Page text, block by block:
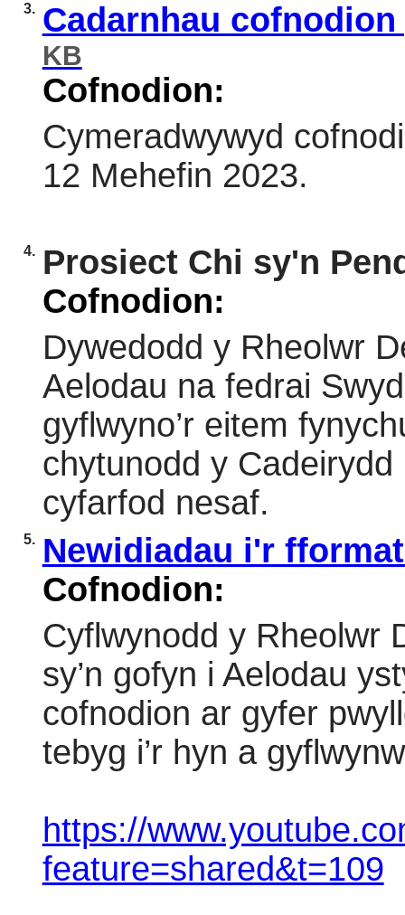
3. Cadarnhau
KB
Cofnodion:
Cymeradwywyd
12 Mehefin 2023.
4.
Prosiect Chi sy'n
Cofnodion:
Dywedodd y Rheolwr
Aelodau na fedrai
gyflwyno’r eitem
chytunodd y Cadeirydd
cyfarfod nesaf.
5.
Newidiadau i'r
Cofnodion:
Cyflwynodd y Rheolwr
sy’n gofyn i Aelodau
cofnodion ar gyfer
tebyg i’r hyn a
https://
feature=shared&t=109